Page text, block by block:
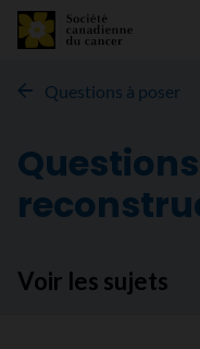
Questions à poser
Voir les sujets